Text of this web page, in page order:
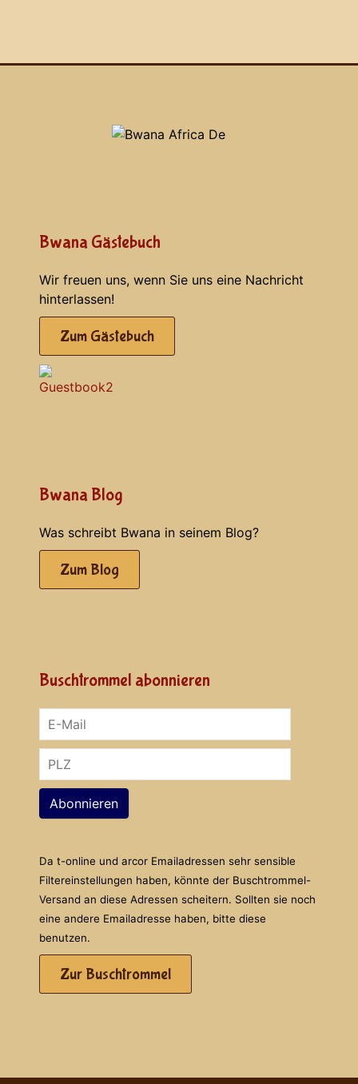
Bwana Gästebuch
Wir freuen uns, wenn Sie uns eine Nachricht
hinterlassen!
Zum Gästebuch
Bwana Blog
Was schreibt Bwana in seinem Blog?
Zum Blog
Buschtrommel abonnieren
Abonnieren
Da t-online und arcor Emailadressen sehr sensible
Filtereinstellungen haben, könnte der Buschtrommel-
Versand an diese Adressen scheitern. Sollten sie noch
eine andere Emailadresse haben, bitte diese
benutzen.
Zur Buschtrommel